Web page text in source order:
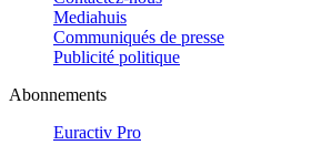
Mediahuis
Communiqués de presse
Publicité politique
Abonnements
Euractiv Pro